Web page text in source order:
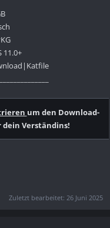
11.0+
um den Download-
Verständins!
Zuletzt bearbeitet: 26 Juni 2025